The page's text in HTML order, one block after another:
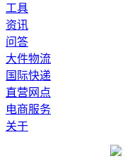
工具
资讯
问答
大件物流
国际快递
直营网点
电商服务
关于